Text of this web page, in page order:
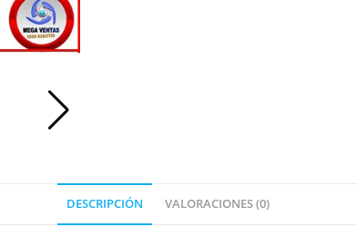
DESCRIPCIÓN VALORACIONES (0)